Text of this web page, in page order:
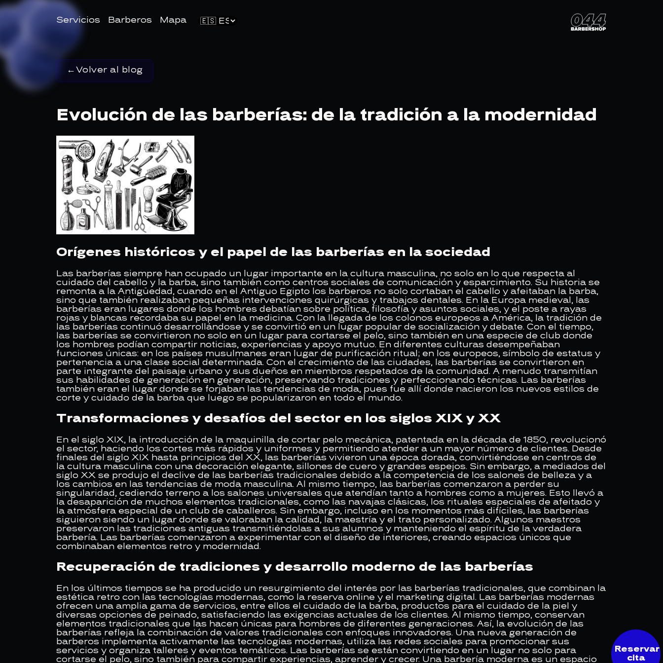
Servicios Barberos Mapa
Selector
Volver al blog
Evolución de las barberías: de la tradición a la modernidad
Orígenes históricos y el papel de las barberías en la sociedad
Las barberías siempre han ocupado un lugar importante en la cultura masculina, no solo en lo que respecta al
cuidado del cabello y la barba, sino también como centros sociales de comunicación y esparcimiento. Su historia se
remonta a la Antigüedad, cuando en el Antiguo Egipto los barberos no solo cortaban el cabello y afeitaban la barba,
sino que también realizaban pequeñas intervenciones quirúrgicas y trabajos dentales. En la Europa medieval, las
barberías eran lugares donde los hombres debatían sobre política, filosofía y asuntos sociales, y el poste a rayas
rojas y blancas recordaba su papel en la medicina. Con la llegada de los colonos europeos a América, la tradición de
las barberías continuó desarrollándose y se convirtió en un lugar popular de socialización y debate. Con el tiempo,
las barberías se convirtieron no solo en un lugar para cortarse el pelo, sino también en una especie de club donde
los hombres podían compartir noticias, experiencias y apoyo mutuo. En diferentes culturas desempeñaban
funciones únicas: en los países musulmanes eran lugar de purificación ritual; en los europeos, símbolo de estatus y
pertenencia a una clase social determinada. Con el crecimiento de las ciudades, las barberías se convirtieron en
parte integrante del paisaje urbano y sus dueños en miembros respetados de la comunidad. A menudo transmitían
sus habilidades de generación en generación, preservando tradiciones y perfeccionando técnicas. Las barberías
también eran el lugar donde se forjaban las tendencias de moda, pues fue allí donde nacieron los nuevos estilos de
corte y cuidado de la barba que luego se popularizaron en todo el mundo.
Transformaciones y desafíos del sector en los siglos XIX y XX
En el siglo XIX, la introducción de la maquinilla de cortar pelo mecánica, patentada en la década de 1850, revolucionó
el sector, haciendo los cortes más rápidos y uniformes y permitiendo atender a un mayor número de clientes. Desde
finales del siglo XIX hasta principios del XX, las barberías vivieron una época dorada, convirtiéndose en centros de
la cultura masculina con una decoración elegante, sillones de cuero y grandes espejos. Sin embargo, a mediados del
siglo XX se produjo el declive de las barberías tradicionales debido a la competencia de los salones de belleza y a
los cambios en las tendencias de moda masculina. Al mismo tiempo, las barberías comenzaron a perder su
singularidad, cediendo terreno a los salones universales que atendían tanto a hombres como a mujeres. Esto llevó a
la desaparición de muchos elementos tradicionales, como las navajas clásicas, los rituales especiales de afeitado y
la atmósfera especial de un club de caballeros. Sin embargo, incluso en los momentos más difíciles, las barberías
siguieron siendo un lugar donde se valoraban la calidad, la maestría y el trato personalizado. Algunos maestros
preservaron las tradiciones antiguas transmitiéndolas a sus alumnos y manteniendo el espíritu de la verdadera
barbería. Las barberías comenzaron a experimentar con el diseño de interiores, creando espacios únicos que
combinaban elementos retro y modernidad.
Recuperación de tradiciones y desarrollo moderno de las barberías
En los últimos tiempos se ha producido un resurgimiento del interés por las barberías tradicionales, que combinan la
estética retro con las tecnologías modernas, como la reserva online y el marketing digital. Las barberías modernas
ofrecen una amplia gama de servicios, entre ellos el cuidado de la barba, productos para el cuidado de la piel y
diversas opciones de peinado, satisfaciendo las exigencias actuales de los clientes. Al mismo tiempo, conservan
elementos tradicionales que las hacen únicas para hombres de diferentes generaciones. Así, la evolución de las
barberías refleja la combinación de valores tradicionales con enfoques innovadores. Una nueva generación de
barberos implementa activamente las tecnologías modernas, utiliza las redes sociales para promocionar sus
servicios y organiza talleres y eventos temáticos. Las barberías se están convirtiendo en un lugar no solo para
cortarse el pelo, sino también para compartir experiencias, aprender y crecer. Una barbería moderna es un espacio
Reservar
cita